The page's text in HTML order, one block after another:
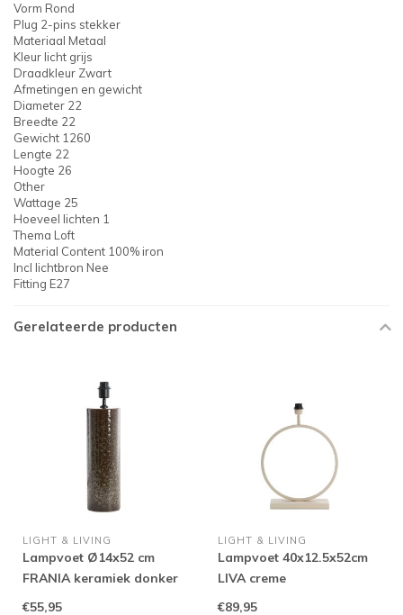
Vorm Rond
Plug 2-pins stekker
Materiaal Metaal
Kleur licht grijs
Draadkleur Zwart
Afmetingen en gewicht
Diameter 22
Breedte 22
Gewicht 1260
Lengte 22
Hoogte 26
Other
Wattage 25
Hoeveel lichten 1
Thema Loft
Material Content 100% iron
Incl lichtbron Nee
Fitting E27
Gerelateerde producten
LIGHT & LIVING
Lampvoet Ø14x52 cm
FRANIA keramiek donker
€55,95
LIGHT & LIVING
Lampvoet 40x12.5x52cm
LIVA creme
€89,95